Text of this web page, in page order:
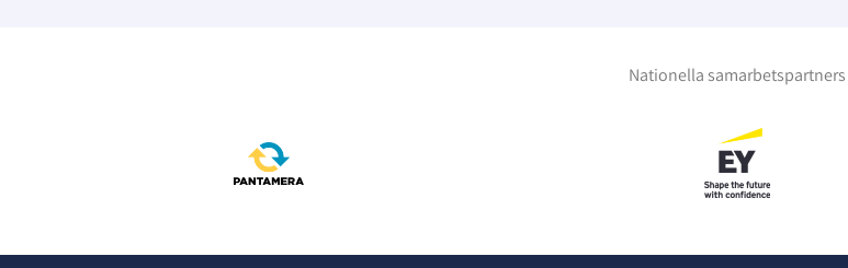
Nationella samarbetspartners